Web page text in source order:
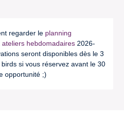
regarder le planning
hebdomadaires 2026-
seront disponibles dès le 3
si vous réservez avant le 30
opportunité ;)